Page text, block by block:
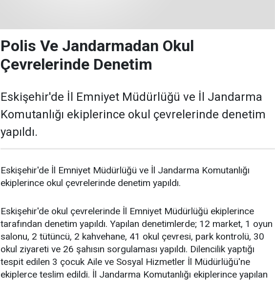
Polis Ve Jandarmadan Okul
Çevrelerinde Denetim
Eskişehir'de İl Emniyet Müdürlüğü ve İl Jandarma
Komutanlığı ekiplerince okul çevrelerinde denetim
yapıldı.
Eskişehir'de İl Emniyet Müdürlüğü ve İl Jandarma Komutanlığı
ekiplerince okul çevrelerinde denetim yapıldı.
Eskişehir'de okul çevrelerinde İl Emniyet Müdürlüğü ekiplerince
tarafından denetim yapıldı. Yapılan denetimlerde; 12 market, 1 oyun
salonu, 2 tütüncü, 2 kahvehane, 41 okul çevresi, park kontrolü, 30
okul ziyareti ve 26 şahısın sorgulaması yapıldı. Dilencilik yaptığı
tespit edilen 3 çocuk Aile ve Sosyal Hizmetler İl Müdürlüğü'ne
ekiplerce teslim edildi. İl Jandarma Komutanlığı ekiplerince yapılan